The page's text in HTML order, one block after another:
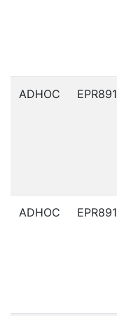
ADHOC EPR891
ADHOC EPR891